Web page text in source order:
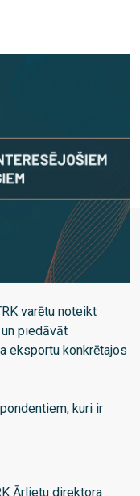
varētu noteikt
piedāvāt
eksportu konkrētajos
kuri ir
Ārlietu direktora